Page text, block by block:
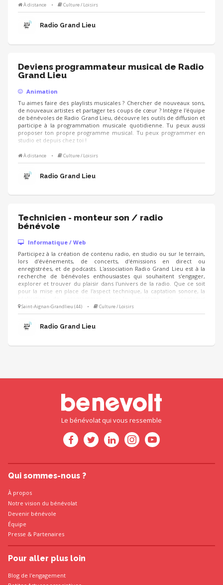
événements live sur le territoire et proposer tes idées de contenus.
Autre certitude : Tu feras de nouvelles rencontres, riches et
inspirantes.
À distance • Culture / Loisirs
Radio Grand Lieu
Deviens programmateur musical de Radio
Grand Lieu
Animation
Tu aimes faire des playlists musicales ? Chercher de nouveaux sons,
de nouveaux artistes et partager tes coups de cœur ? Intègre l'équipe
de bénévoles de Radio Grand Lieu, découvre les outils de diffusion et
participe à la programmation musicale quotidienne. Tu peux aussi
proposer ton propre programme musical. Tu peux programmer en
studio et depuis chez toi !
À distance • Culture / Loisirs
Radio Grand Lieu
Technicien - monteur son / radio
bénévole
Informatique / Web
Participez à la création de contenu radio, en studio ou sur le terrain,
lors d'événements, de concerts, d'émissions en direct ou
enregistrées, et de podcasts. L'association Radio Grand Lieu est à la
recherche de bénévoles enthousiastes qui souhaitent s'engager,
explorer et trouver du plaisir dans l'univers de la radio. Que ce soit
pour la mise en place de l'aspect technique, la captation sonore, la
radiophoniques, vous aurez l'opportunité de contribuer à des projets
diversifiés et de grande qualité. Travail en équipe, ambiance
chaleureuse, lieu inspirant et convivial, projets innovants.
Saint-Aignan-Grandlieu (44) • Culture / Loisirs
Radio Grand Lieu
Le bénévolat qui vous ressemble
Qui sommes-nous ?
À propos
Notre vision du bénévolat
Devenir bénévole
Équipe
Presse & Partenaires
Pour aller plus loin
Blog de l'engagement